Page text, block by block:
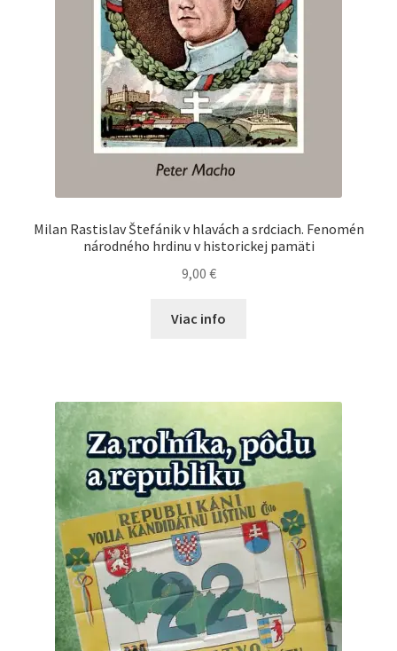
Milan Rastislav Štefánik v hlavách a srdciach. Fenomén
národného hrdinu v historickej pamäti
9,00 €
Viac info